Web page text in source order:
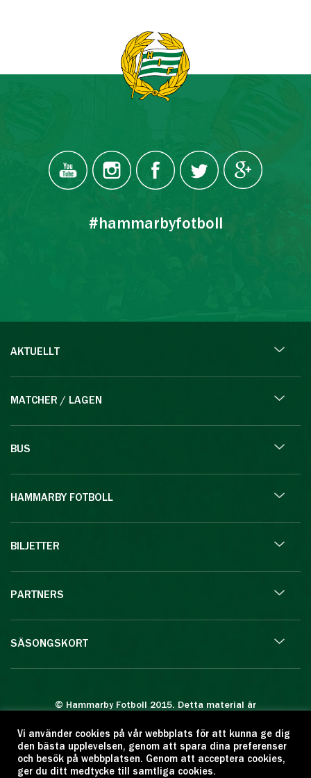
#hammarbyfotboll
AKTUELLT
MATCHER / LAGEN
BUS
HAMMARBY FOTBOLL
BILJETTER
PARTNERS
SÄSONGSKORT
© Hammarby Fotboll 2015. Detta material är
Eftertryck eller annan kopiering är förbjuden.
Citera oss gärna men ange källan:
www.hammarbyfotboll.se. Ansvarig utgivare:
Vi använder cookies på vår webbplats för att kunna ge dig
den bästa upplevelsen, genom att spara dina preferenser
och besök på webbplatsen. Genom att acceptera cookies,
ger du ditt medtycke till samtliga cookies.